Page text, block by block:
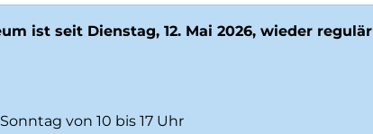
ist seit Dienstag, 12. Mai 2026, wieder regulär
von 10 bis 17 Uhr